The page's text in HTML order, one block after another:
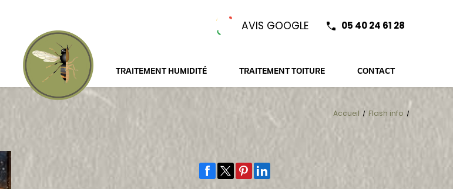
AVIS GOOGLE 05 40 24 61 28
TRAITEMENT HUMIDITÉ TRAITEMENT TOITURE CONTACT
Accueil Flash info